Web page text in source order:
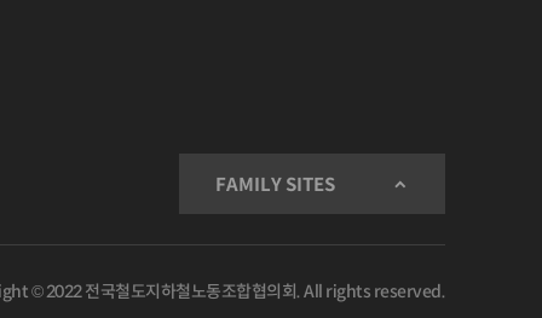
FAMILY SITES
© 2022 전국철도지하철노동조합협의회. All rights reserved.